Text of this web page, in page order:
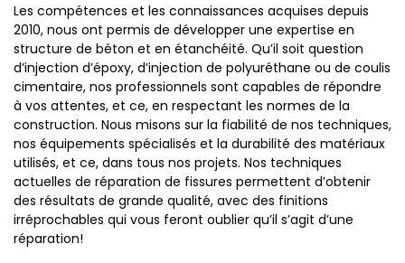
Les compétences et les connaissances acquises depuis
2010, nous ont permis de développer une expertise en
structure de béton et en étanchéité. Qu’il soit question
d’injection d’époxy, d’injection de polyuréthane ou de coulis
cimentaire, nos professionnels sont capables de répondre
à vos attentes, et ce, en respectant les normes de la
construction. Nous misons sur la fiabilité de nos techniques,
nos équipements spécialisés et la durabilité des matériaux
utilisés, et ce, dans tous nos projets. Nos techniques
actuelles de réparation de fissures permettent d’obtenir
des résultats de grande qualité, avec des finitions
irréprochables qui vous feront oublier qu’il s’agit d’une
réparation!